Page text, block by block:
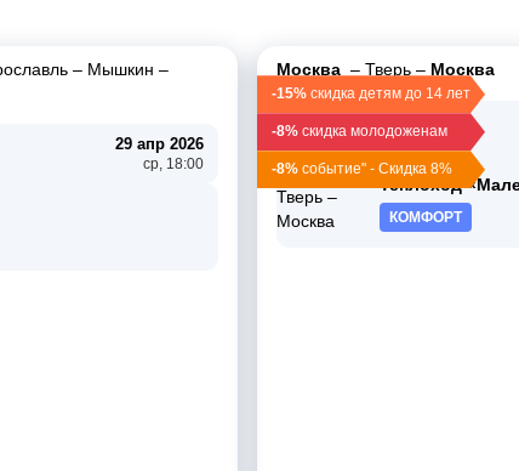
– Мышкин –
29 апр 2026
ср, 18:00
-15% скидка детям до 14 лет
-8% скидка молодоженам
-8% событие" - Скидка 8%
Москва – Тверь – Москва
30 апр 2026
чт, 19:30
Теплоход
КОМФОРТ